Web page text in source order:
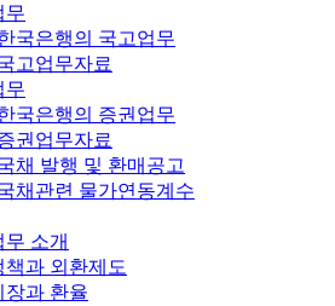
무
국은행의 국고업무
고업무자료
무
국은행의 증권업무
권업무자료
채 발행 및 환매공고
채관련 물가연동계수
무 소개
책과 외환제도
장과 환율